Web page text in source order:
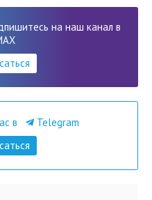
на наш канал в
в
Telegram